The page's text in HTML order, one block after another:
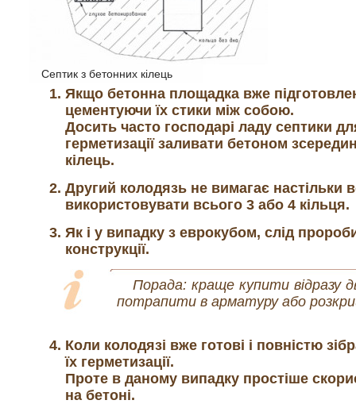
Септик з бетонних кілець
Якщо бетонна площадка вже
цементуючи їх стики між собою.
Досить часто господарі ладу септики
герметизації заливати бетоном
кілець.
Другий колодязь не вимагає настільки
використовувати всього 3 або 4 кільця.
Як і у випадку з еврокубом, слід
конструкції.
Порада: краще купити відразу
потрапити в арматуру або
Коли колодязі вже готові і повністю
їх герметизації.
Проте в даному випадку простіше
на бетоні.